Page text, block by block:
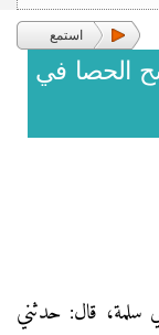
استمع
الحصا في
سلمة، قال: حدثني